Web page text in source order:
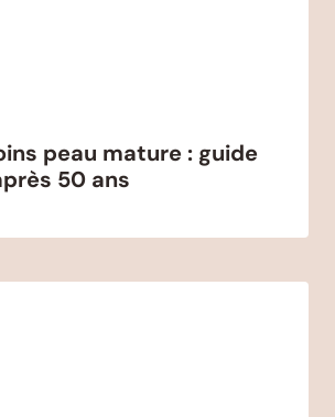
peau mature : guide
50 ans